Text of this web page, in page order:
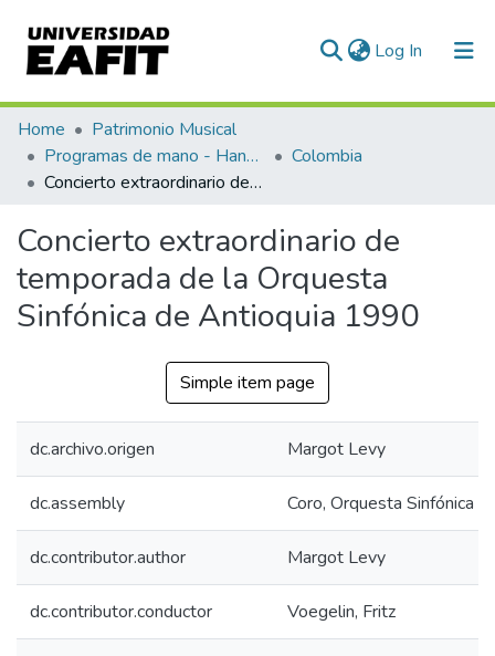
Log In (current)
Communities & Collections
All of DSpace
Home
Patrimonio Musical
Programas de mano - Hand programs
Colombia
Concierto extraordinario de temporada de la Orquesta Sinfónica de Antioquia 1990
Concierto extraordinario de
temporada de la Orquesta
Sinfónica de Antioquia 1990
Simple item page
dc.archivo.origen Margot Levy
dc.assembly Coro, Orquesta Sinfónica
dc.contributor.author Margot Levy
dc.contributor.conductor Voegelin, Fritz